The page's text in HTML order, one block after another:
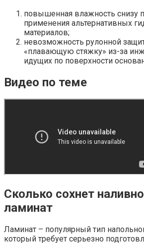
повышенная влажность снизу
применения альтернативных
материалов;
невозможность рулонной
«плавающую стяжку» из-за
идущих по поверхности
Видео по теме
Сколько сохнет
ламинат
Ламинат – популярный тип
который требует серьезно